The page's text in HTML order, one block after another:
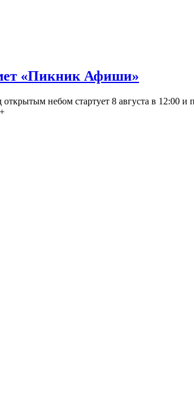
«Пикник Афиши»
небом стартует 8 августа в 12:00 и